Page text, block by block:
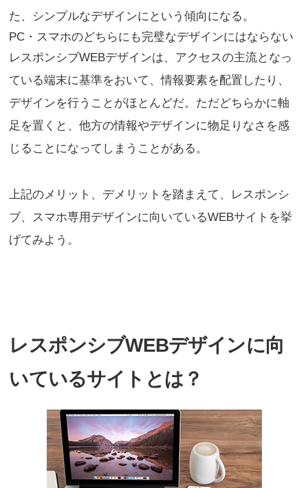
た、シンプルなデザインにという傾向になる。
PC・スマホのどちらにも完璧なデザインにはならない
レスポンシブWEBデザインは、アクセスの主流となっ
ている端末に基準をおいて、情報要素を配置したり、
デザインを行うことがほとんどだ。ただどちらかに軸
足を置くと、他方の情報やデザインに物足りなさを感
じることになってしまうことがある。
上記のメリット、デメリットを踏まえて、レスポンシ
ブ、スマホ専用デザインに向いているWEBサイトを挙
げてみよう。
レスポンシブWEBデザインに向
いているサイトとは？